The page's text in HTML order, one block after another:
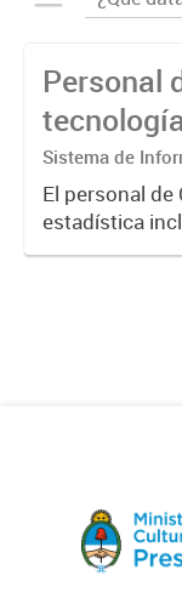
Personal
Sistema de
Tecnología
El personal de
estadística
personas